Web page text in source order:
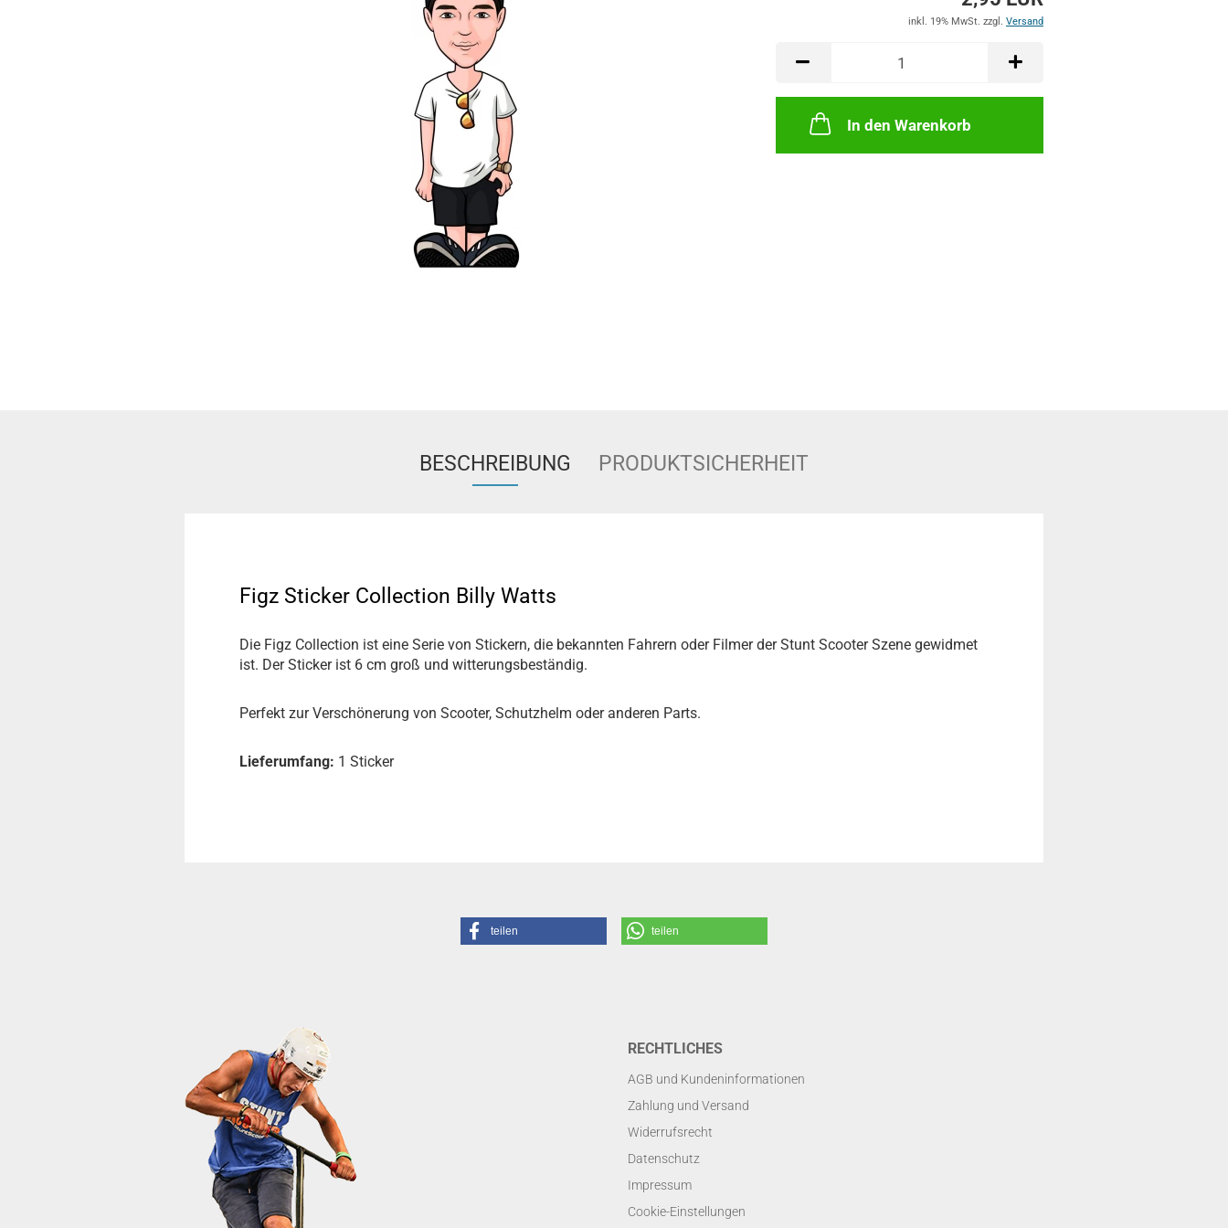
inkl. 19% MwSt. zzgl. Versand
In den Warenkorb
BESCHREIBUNG PRODUKTSICHERHEIT
Figz Sticker Collection Billy Watts
Die Figz Collection ist eine Serie von Stickern, die bekannten Fahrern oder Filmer der Stunt Scooter Szene gewidmet
ist. Der Sticker ist 6 cm groß und witterungsbeständig.
Perfekt zur Verschönerung von Scooter, Schutzhelm oder anderen Parts.
Lieferumfang: 1 Sticker
teilen teilen
RECHTLICHES
AGB und Kundeninformationen
Zahlung und Versand
Widerrufsrecht
Datenschutz
Impressum
Cookie-Einstellungen